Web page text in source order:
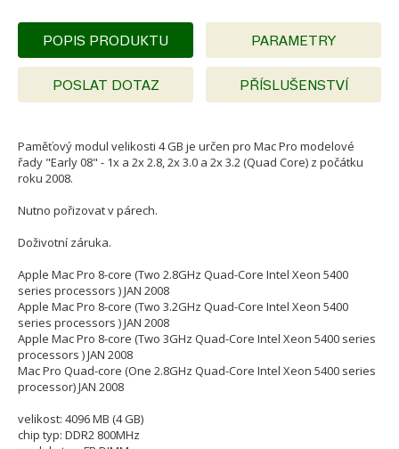
POPIS PRODUKTU PARAMETRY
POSLAT DOTAZ PŘÍSLUŠENSTVÍ
Paměťový modul velikosti 4 GB je určen pro Mac Pro modelové
řady "Early 08" - 1x a 2x 2.8, 2x 3.0 a 2x 3.2 (Quad Core) z počátku
roku 2008.
Nutno pořizovat v párech.
Doživotní záruka.
Apple Mac Pro 8-core (Two 2.8GHz Quad-Core Intel Xeon 5400
series processors ) JAN 2008
Apple Mac Pro 8-core (Two 3.2GHz Quad-Core Intel Xeon 5400
series processors ) JAN 2008
Apple Mac Pro 8-core (Two 3GHz Quad-Core Intel Xeon 5400 series
processors ) JAN 2008
Mac Pro Quad-core (One 2.8GHz Quad-Core Intel Xeon 5400 series
processor) JAN 2008
velikost: 4096 MB (4 GB)
chip typ: DDR2 800MHz